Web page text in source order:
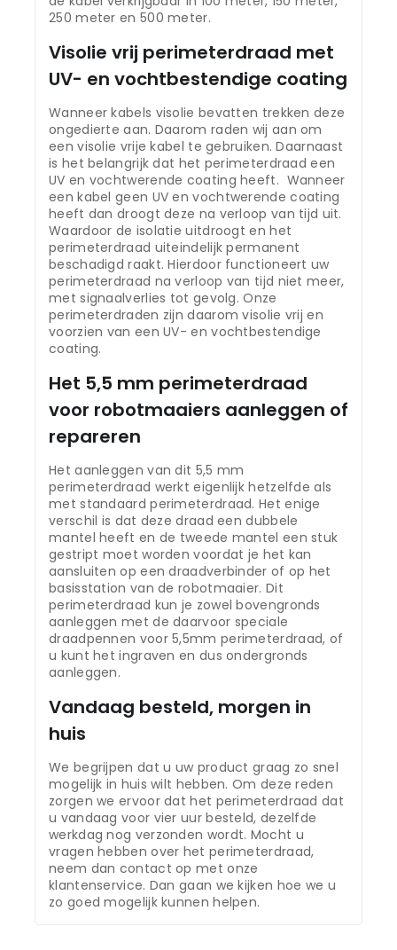
250 meter en 500 meter.
Visolie vrij perimeterdraad met
UV- en vochtbestendige coating
Wanneer kabels visolie bevatten trekken deze
ongedierte aan. Daarom raden wij aan om
een visolie vrije kabel te gebruiken. Daarnaast
is het belangrijk dat het perimeterdraad een
UV en vochtwerende coating heeft. Wanneer
een kabel geen UV en vochtwerende coating
heeft dan droogt deze na verloop van tijd uit.
Waardoor de isolatie uitdroogt en het
perimeterdraad uiteindelijk permanent
beschadigd raakt. Hierdoor functioneert uw
perimeterdraad na verloop van tijd niet meer,
met signaalverlies tot gevolg. Onze
perimeterdraden zijn daarom visolie vrij en
voorzien van een UV- en vochtbestendige
coating.
Het 5,5 mm perimeterdraad
voor robotmaaiers aanleggen of
repareren
Het aanleggen van dit 5,5 mm
perimeterdraad werkt eigenlijk hetzelfde als
met standaard perimeterdraad. Het enige
verschil is dat deze draad een dubbele
mantel heeft en de tweede mantel een stuk
gestript moet worden voordat je het kan
aansluiten op een draadverbinder of op het
basisstation van de robotmaaier. Dit
perimeterdraad kun je zowel bovengronds
aanleggen met de daarvoor speciale
draadpennen voor 5,5mm perimeterdraad, of
u kunt het ingraven en dus ondergronds
aanleggen.
Vandaag besteld, morgen in
huis
We begrijpen dat u uw product graag zo snel
mogelijk in huis wilt hebben. Om deze reden
zorgen we ervoor dat het perimeterdraad dat
u vandaag voor vier uur besteld, dezelfde
werkdag nog verzonden wordt. Mocht u
vragen hebben over het perimeterdraad,
neem dan contact op met onze
klantenservice. Dan gaan we kijken hoe we u
zo goed mogelijk kunnen helpen.